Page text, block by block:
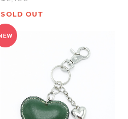
SOLD OUT